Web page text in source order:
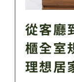
從客廳
櫃全室
理想居